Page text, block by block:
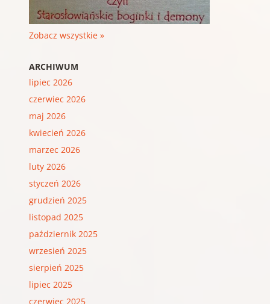
Zobacz wszystkie »
ARCHIWUM
lipiec 2026
czerwiec 2026
maj 2026
kwiecień 2026
marzec 2026
luty 2026
styczeń 2026
grudzień 2025
listopad 2025
październik 2025
wrzesień 2025
sierpień 2025
lipiec 2025
czerwiec 2025